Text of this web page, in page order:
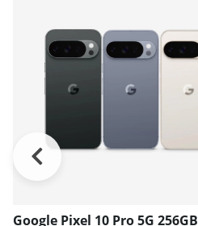
Google Pixel 10 Pro 5G 256GB